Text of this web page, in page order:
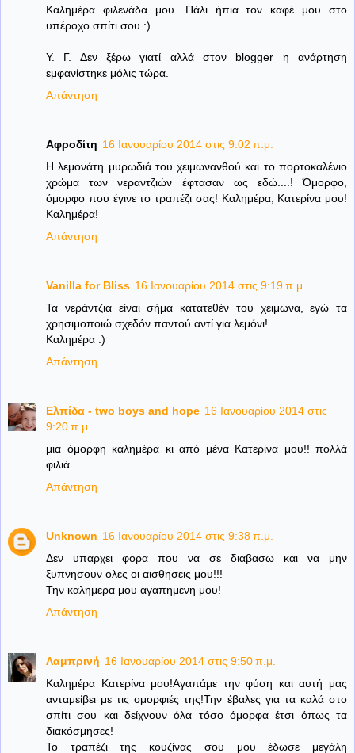
Καλημέρα φιλενάδα μου. Πάλι ήπια τον καφέ μου στο
υπέροχο σπίτι σου :)
Υ. Γ. Δεν ξέρω γιατί αλλά στον blogger η ανάρτηση
εμφανίστηκε μόλις τώρα.
Απάντηση
Αφροδίτη 16 Ιανουαρίου 2014 στις 9:02 π.μ.
Η λεμονάτη μυρωδιά του χειμωνανθού και το πορτοκαλένιο
χρώμα των νεραντζιών έφτασαν ως εδώ....! Όμορφο,
όμορφο που έγινε το τραπέζι σας! Καλημέρα, Κατερίνα μου!
Καλημέρα!
Απάντηση
Vanilla for Bliss 16 Ιανουαρίου 2014 στις 9:19 π.μ.
Τα νεράντζια είναι σήμα κατατεθέν του χειμώνα, εγώ τα
χρησιμοποιώ σχεδόν παντού αντί για λεμόνι!
Καλημέρα :)
Απάντηση
Ελπίδα - two boys and hope 16 Ιανουαρίου 2014 στις
9:20 π.μ.
μια όμορφη καλημέρα κι από μένα Κατερίνα μου!! πολλά
φιλιά
Απάντηση
Unknown 16 Ιανουαρίου 2014 στις 9:38 π.μ.
Δεν υπαρχει φορα που να σε διαβασω και να μην
ξυπνησουν ολες οι αισθησεις μου!!!
Την καλημερα μου αγαπημενη μου!
Απάντηση
Λαμπρινή 16 Ιανουαρίου 2014 στις 9:50 π.μ.
Καλημέρα Κατερίνα μου!Αγαπάμε την φύση και αυτή μας
ανταμείβει με τις ομορφιές της!Την έβαλες για τα καλά στο
σπίτι σου και δείχνουν όλα τόσο όμορφα έτσι όπως τα
διακόσμησες!
Το τραπέζι της κουζίνας σου μου έδωσε μεγάλη